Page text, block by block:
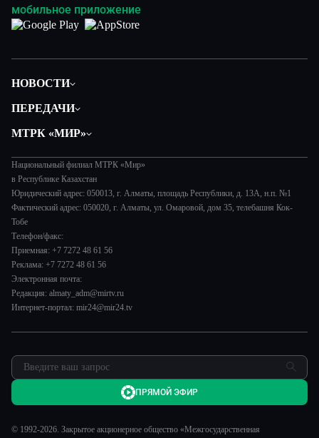
мобильное приложение
НОВОСТИ
Экономика
Происшествия
Наука и технологии
Здоровье и медицина
Спорт
Авто
Культура
ПЕРЕДАЧИ
Вместе выгодно
Евразия. Культурно
Евразия. Регионы
Наши иностранцы
Пять причин поехать в...
Сделано в Содружестве
МТРК «МИР»
История
Руководство
Лица мира
Пресса о нас
Карьера
Реклама
Обратная связь
Национальный филиал МТРК «Мир»
в Республике Казахстан
Юридический адрес: 050013, г. Алматы, площадь Республики, д. 13А, н.п. №1
Фактический адрес: 050020, г. Алматы, ул. Омаровой, дом 35, телебашня Кок-
Тобе
Телефон/факс:
Приемная: +7 7272 48 61 56
Реклама: +7 7272 48 61 56
Электронная почта:
Редакция: almaty_adm@mirtv.ru
Интернет-портал: mir24@mir24.tv
© 1992-2026. Закрытое акционерное общество «Межгосударственная
ПРЯМОЙ ЭФИР